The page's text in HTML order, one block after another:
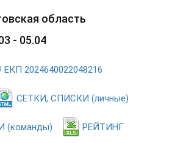
область
- 05.04
2024640022048216
СЕТКИ, СПИСКИ (личные)
(команды) РЕЙТИНГ